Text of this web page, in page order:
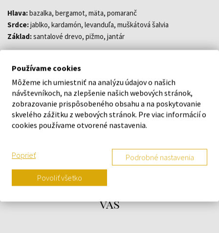
Hlava:bazalka, bergamot, mäta, pomaranč
Srdce:jablko, kardamón, levanduľa, muškátová šalvia
Základ:santalové drevo, pižmo, jantár
Pozor! Produkt je tester a môže neobsahovať balenie a
uzáver.
DETAILY
Náš výber na mieru presne pre
vás
Používame cookies
Môžeme ich umiestniť na analýzu údajov o našich
návštevníkoch, na zlepšenie našich webových stránok,
zobrazovanie prispôsobeného obsahu a na poskytovanie
skvelého zážitku z webových stránok. Pre viac informácií o
cookies používame otvorené nastavenia.
Poprieť Podrobné nastavenia
Povoliť všetko